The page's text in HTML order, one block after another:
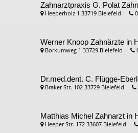
Zahnarztpraxis G. Polat
Heeperholz 1 33719 Bielefeld
Werner Knoop Zahnärzte in
Borkumweg 1 33729 Bielefeld
Dr.med.dent. C. Flügge-
Braker Str. 102 33729 Bielefeld
Matthias Michel Zahnarzt in
Heeper Str. 172 33607 Bielefeld